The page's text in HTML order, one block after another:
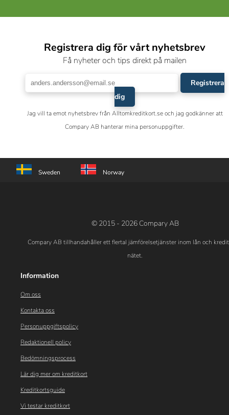
Registrera dig för vårt nyhetsbrev
Få nyheter och tips direkt på mailen
Registrera
dig
Jag vill ta emot nyhetsbrev från Alltomkreditkort.se och jag godkänner att
Compary AB hanterar mina personuppgifter.
Sweden Norway
© 2015 - 2026 Compary AB
Compary AB tillhandahåller ett flertal jämförelsetjänster inom lån och
nätet.
Information
Om oss
Kontakta oss
Personuppgiftspolicy
Redaktionell policy
Bedömningsprocess
Lär dig mer om kreditkort
Kreditkortsguide
Vi testar kreditkort